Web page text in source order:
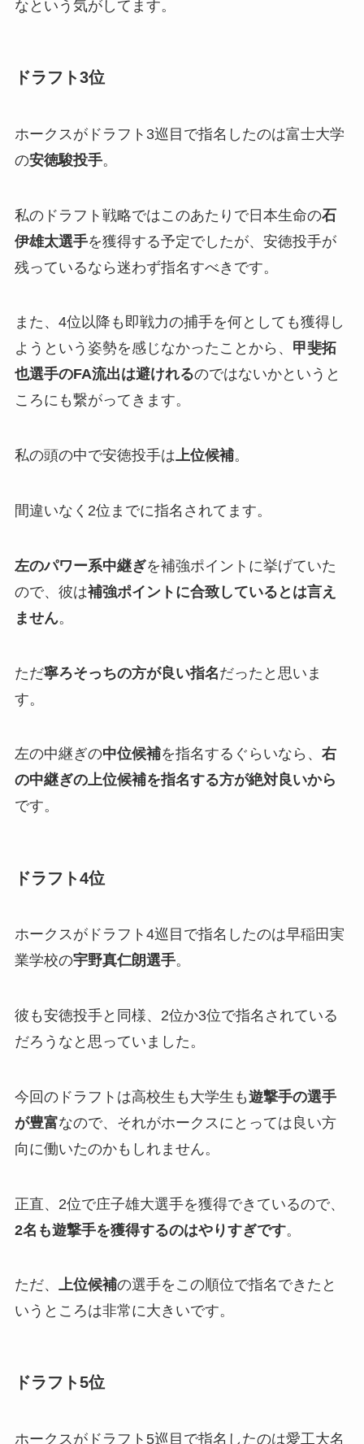
なという気がしてます。
ドラフト3位
ホークスがドラフト3巡目で指名したのは富士大学
の安徳駿投手。
私のドラフト戦略ではこのあたりで日本生命の石
伊雄太選手を獲得する予定でしたが、安徳投手が
残っているなら迷わず指名すべきです。
また、4位以降も即戦力の捕手を何としても獲得し
ようという姿勢を感じなかったことから、 甲斐拓
也選手のFA流出は避けれるのではないかというと
ころにも繋がってきます。
私の頭の中で安徳投手は上位候補。
間違いなく2位までに指名されてます。
左のパワー系中継ぎを補強ポイントに挙げていた
ので、彼は補強ポイントに合致しているとは言え
ません。
ただ寧ろそっちの方が良い指名だったと思いま
す。
左の中継ぎの中位候補を指名するぐらいなら、 右
の中継ぎの上位候補を指名する方が絶対良いから
です。
ドラフト4位
ホークスがドラフト4巡目で指名したのは早稲田実
業学校の宇野真仁朗選手。
彼も安徳投手と同様、2位か3位で指名されている
だろうなと思っていました。
今回のドラフトは高校生も大学生も遊撃手の選手
が豊富なので、それがホークスにとっては良い方
向に働いたのかもしれません。
正直、2位で庄子雄大選手を獲得できているので、
2名も遊撃手を獲得するのはやりすぎです。
ただ、 上位候補の選手をこの順位で指名できたと
いうところは非常に大きいです。
ドラフト5位
ホークスがドラフト5巡目で指名したのは愛工大名